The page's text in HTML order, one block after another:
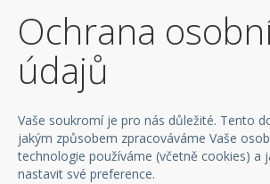
Ochrana
údajů
Vaše soukromí je pro nás důležité. Tento
jakým způsobem zpracováváme Vaše
technologie používáme (včetně cookies) a
nastavit své preference.